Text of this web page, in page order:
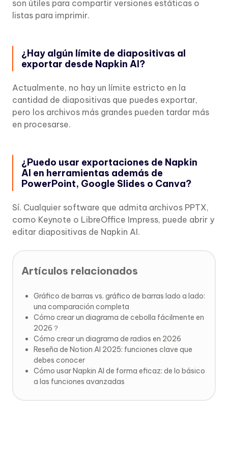
son útiles para compartir versiones estáticas o
listas para imprimir.
¿Hay algún límite de diapositivas al
exportar desde Napkin AI?
Actualmente, no hay un límite estricto en la
cantidad de diapositivas que puedes exportar,
pero los archivos más grandes pueden tardar más
en procesarse.
¿Puedo usar exportaciones de Napkin
AI en herramientas además de
PowerPoint, Google Slides o Canva?
Sí. Cualquier software que admita archivos PPTX,
como Keynote o LibreOffice Impress, puede abrir y
editar diapositivas de Napkin AI.
Artículos relacionados
Gráfico de barras vs. gráfico de barras lado a lado:
una comparación completa
Cómo crear un diagrama de cebolla fácilmente en
2026？
Cómo crear un diagrama de radios en 2026
Reseña de Notion AI 2025: funciones clave que
debes conocer
Cómo usar Napkin AI de forma eficaz: de lo básico
a las funciones avanzadas